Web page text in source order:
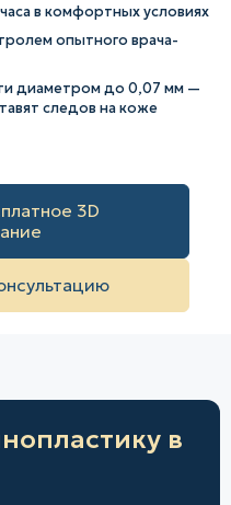
в комфортных условиях
опытного врача-
диаметром до 0,07 мм —
следов на коже
3D
в